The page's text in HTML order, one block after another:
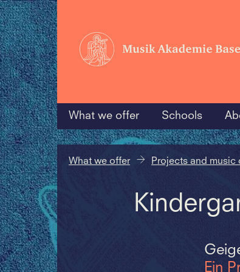
What we offer Schools
What we offer Projects and music
Ein